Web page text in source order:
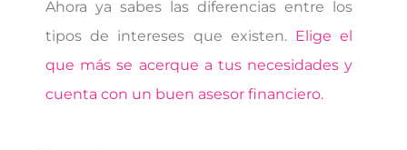
Ahora ya sabes las diferencias entre los
tipos de intereses que existen. Elige el
que más se acerque a tus necesidades y
cuenta con un buen asesor financiero.